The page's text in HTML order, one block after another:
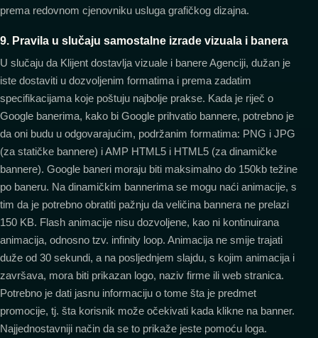
prema redovnom cjenovniku usluga grafičkog dizajna.
9. Pravila u slučaju samostalne izrade vizuala i banera
U slučaju da Klijent dostavlja vizuale i banere Agenciji, dužan je
iste dostaviti u dozvoljenim formatima i prema zadatim
specifikacijama koje poštuju najbolje prakse. Kada je riječ o
Google banerima, kako bi Google prihvatio bannere, potrebno je
da oni budu u odgovarajućim, podržanim formatima: PNG i JPG
(za statičke bannere) i AMP HTML5 i HTML5 (za dinamičke
bannere). Google baneri moraju biti maksimalno do 150kb težine
po baneru. Na dinamičkim bannerima se mogu naći animacije, s
tim da je potrebno obratiti pažnju da veličina bannera ne prelazi
150 KB. Flash animacije nisu dozvoljene, kao ni kontinuirana
animacija, odnosno tzv. infinity loop. Animacija ne smije trajati
duže od 30 sekundi, a na posljednjem slajdu, s kojim animacija i
završava, mora biti prikazan logo, naziv firme ili web stranica.
Potrebno je dati jasnu informaciju o tome šta je predmet
promocije, tj. šta korisnik može očekivati kada klikne na banner.
Najjednostavniji način da se to prikaže jeste pomoću loga.